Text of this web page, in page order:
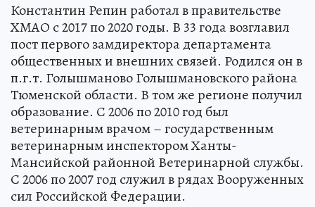
Константин Репин работал в правительстве
ХМАО с 2017 по 2020 годы. В 33 года возглавил
пост первого замдиректора департамента
общественных и внешних связей. Родился он в
п.г.т. Голышманово Голышмановского района
Тюменской области. В том же регионе получил
образование. С 2006 по 2010 год был
ветеринарным врачом – государственным
ветеринарным инспектором Ханты-
Мансийской районной Ветеринарной службы.
С 2006 по 2007 год служил в рядах Вооруженных
сил Российской Федерации.